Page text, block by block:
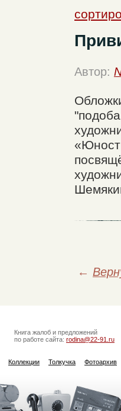
Автор:
←
Книга жалоб и предложений
по работе сайта: rodina@22-91.ru
Коллекции Толкучка Фотоархив